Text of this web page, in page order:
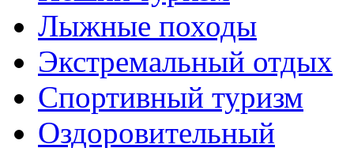
Лыжные походы
Экстремальный отдых
Спортивный туризм
Оздоровительный